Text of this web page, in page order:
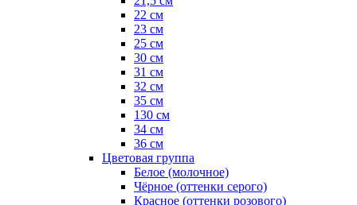
22 см
23 см
25 см
30 см
31 см
32 см
35 см
130 см
34 см
36 см
Цветовая группа
Белое (молочное)
Чёрное (оттенки серого)
Красное (оттенки розового)